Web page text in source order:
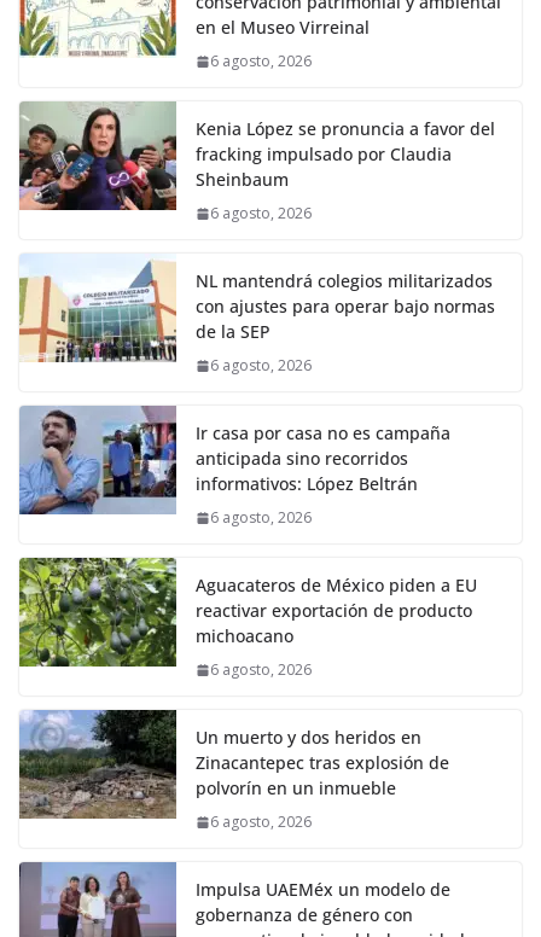
en el Museo Virreinal
6 agosto, 2026
Kenia López se pronuncia a favor del
fracking impulsado por Claudia
Sheinbaum
6 agosto, 2026
NL mantendrá colegios militarizados
con ajustes para operar bajo normas
de la SEP
6 agosto, 2026
Ir casa por casa no es campaña
anticipada sino recorridos
informativos: López Beltrán
6 agosto, 2026
Aguacateros de México piden a EU
reactivar exportación de producto
michoacano
6 agosto, 2026
Un muerto y dos heridos en
Zinacantepec tras explosión de
polvorín en un inmueble
6 agosto, 2026
Impulsa UAEMéx un modelo de
gobernanza de género con